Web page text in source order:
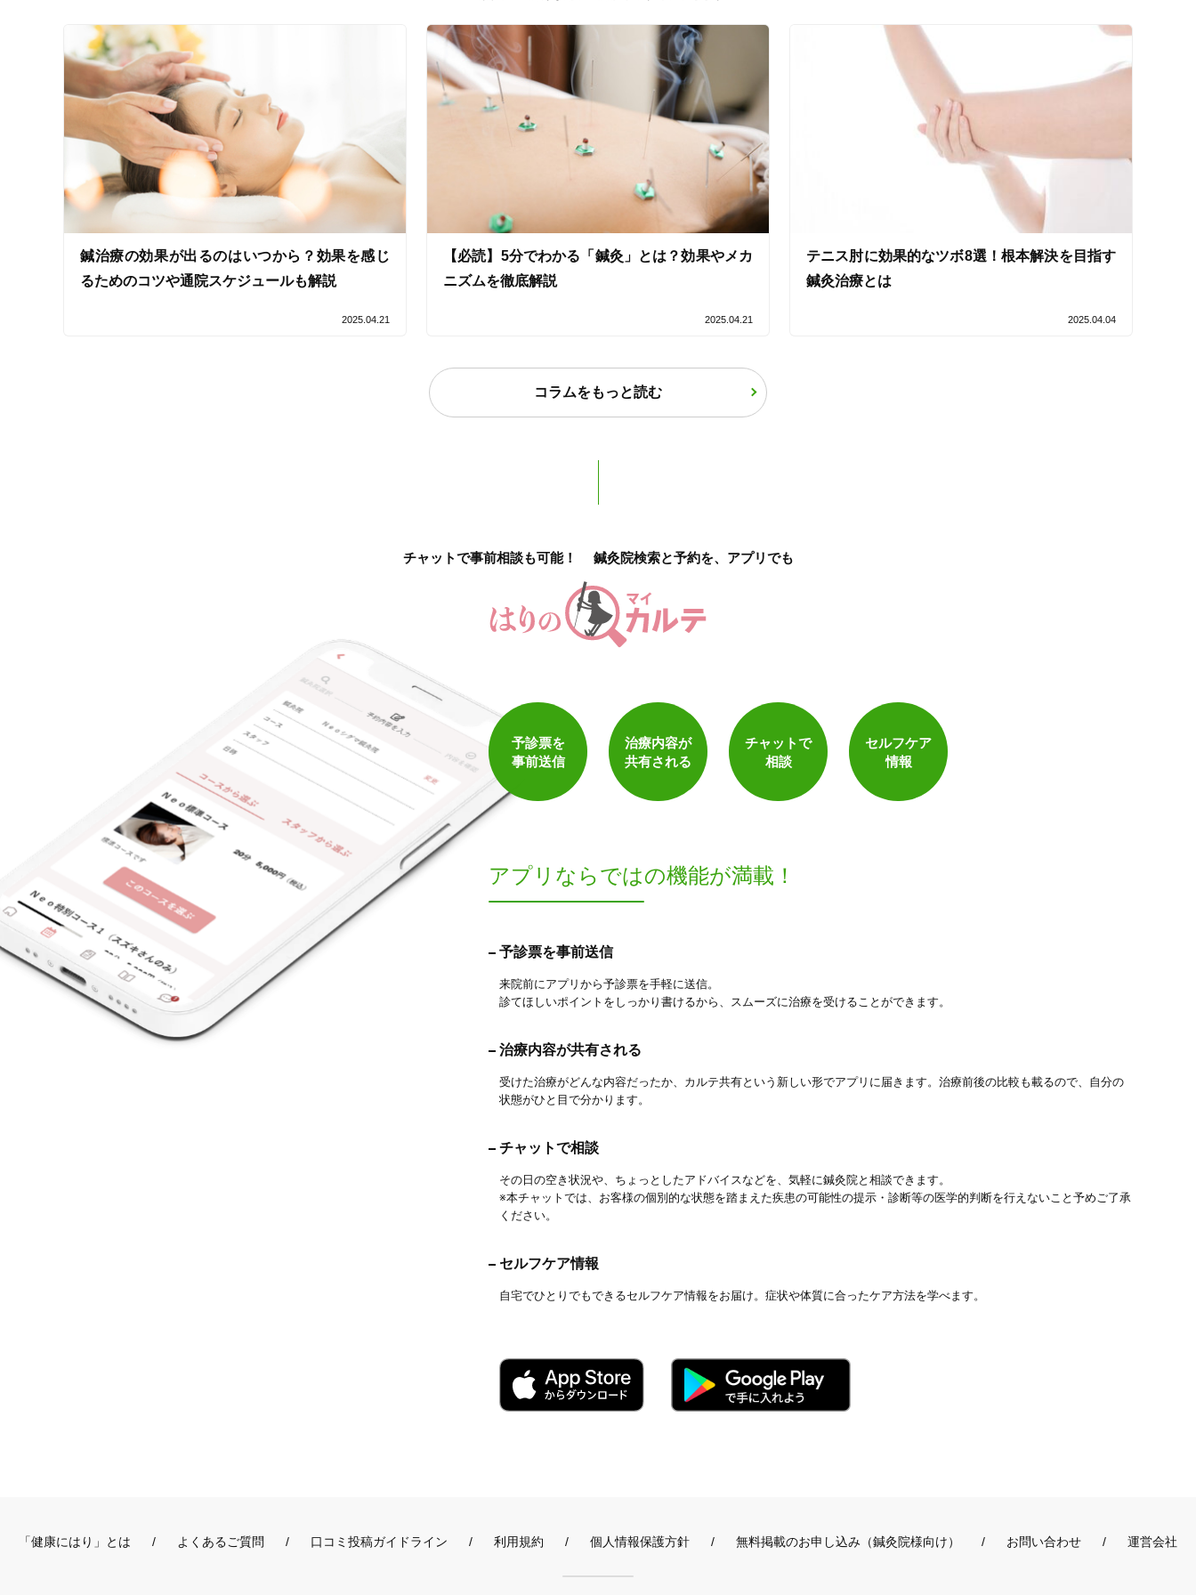
個室完備
女性向けの特徴
女性スタッフ在籍 女性限定
接客・サービスの特徴
コロナ対応 丁寧な説明 セルフケアアドバイス
チャットでの事前相談 カルテ共有 経験豊富なスタッフ在籍
施術の特徴
保険適用の相談可 地域支援クーポン可
1 件 検索結果を見る
「健康にはりを見た」
鍼治療の効果が出るのはいつから？効果を感じ
るためのコツや通院スケジュールも解説
2025.04.21
【必読】5分でわかる「鍼灸」とは？効果やメカ
ニズムを徹底解説
2025.04.21
テニス肘に効果的なツボ8選！根本解決を目指す
鍼灸治療とは
2025.04.04
コラムをもっと読む
チャットで事前相談も可能！ 鍼灸院検索と予約を、アプリでも
予診票を
事前送信
治療内容が
共有される
チャットで
相談
セルフケア
情報
アプリならではの機能が満載！
予診票を事前送信
来院前にアプリから予診票を手軽に送信。
診てほしいポイントをしっかり書けるから、スムーズに治療を受けることができます。
治療内容が共有される
受けた治療がどんな内容だったか、カルテ共有という新しい形でアプリに届きます。治療前後の比較も載るので、自分の
状態がひと目で分かります。
チャットで相談
その日の空き状況や、ちょっとしたアドバイスなどを、気軽に鍼灸院と相談できます。
※本チャットでは、お客様の個別的な状態を踏まえた疾患の可能性の提示・診断等の医学的判断を行えないこと予めご了承
ください。
セルフケア情報
自宅でひとりでもできるセルフケア情報をお届け。症状や体質に合ったケア方法を学べます。
「健康にはり」とは よくあるご質問 口コミ投稿ガイドライン 利用規約 個人情報保護方針 無料掲載のお申し込み（鍼灸院様向け） お問い合わせ 運営会社